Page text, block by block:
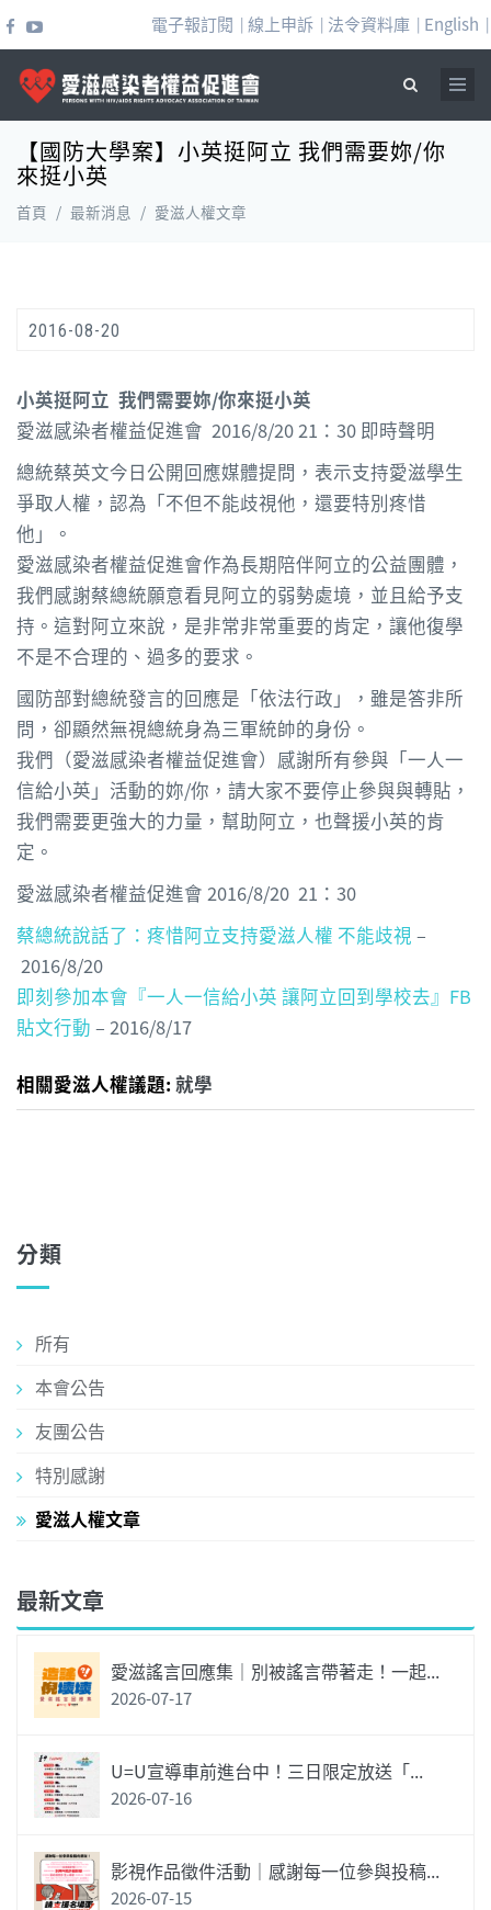
電子報訂閱 | 線上申訴 | 法令資料庫 | English |
搜尋表單
【國防大學案】小英挺阿立 我們需要妳/你
來挺小英
首頁 / 最新消息 / 愛滋人權文章
2016-08-20
小英挺阿立 我們需要妳/你來挺小英
愛滋感染者權益促進會 2016/8/20 21：30 即時聲明
總統蔡英文今日公開回應媒體提問，表示支持愛滋學生
爭取人權，認為「不但不能歧視他，還要特別疼惜
他」。
愛滋感染者權益促進會作為長期陪伴阿立的公益團體，
我們感謝蔡總統願意看見阿立的弱勢處境，並且給予支
持。這對阿立來說，是非常非常重要的肯定，讓他復學
不是不合理的、過多的要求。
國防部對總統發言的回應是「依法行政」，雖是答非所
問，卻顯然無視總統身為三軍統帥的身份。
我們（愛滋感染者權益促進會）感謝所有參與「一人一
信給小英」活動的妳/你，請大家不要停止參與與轉貼，
我們需要更強大的力量，幫助阿立，也聲援小英的肯
定。
愛滋感染者權益促進會 2016/8/20 21：30
蔡總統說話了：疼惜阿立支持愛滋人權 不能歧視 –
2016/8/20
即刻參加本會『一人一信給小英 讓阿立回到學校去』FB
貼文行動 – 2016/8/17
相關愛滋人權議題: 就學
分類
所有
本會公告
友團公告
特別感謝
愛滋人權文章
最新文章
愛滋謠言回應集｜別被謠言帶著走！一起...
2026-07-17
U=U宣導車前進台中！三日限定放送「...
2026-07-16
影視作品徵件活動｜感謝每一位參與投稿...
2026-07-15